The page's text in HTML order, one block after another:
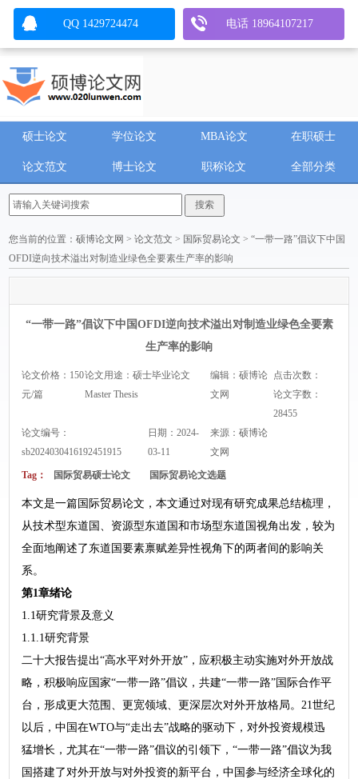
硕士论文 学位论文 MBA论文 在职硕士
论文范文 博士论文 职称论文 全部分类
您当前的位置：硕博论文网 >论文范文 > 国际贸易论文 > “一带一路”倡议下中国
OFDI逆向技术溢出对制造业绿色全要素生产率的影响
“一带一路”倡议下中国OFDI逆向技术溢出对制造业绿色全要素
生产率的影响
论文价格：150
元/篇
论文用途：硕士毕业论文
Master Thesis
编辑：硕博论
文网
点击次数：
论文字数：
28455
论文编号：
sb2024030416192451915
日期：2024-
03-11
来源：硕博论
文网
Tag： 国际贸易硕士论文 国际贸易论文选题
本文是一篇国际贸易论文，本文通过对现有研究成果总结梳理，
从技术型东道国、资源型东道国和市场型东道国视角出发，较为
全面地阐述了东道国要素禀赋差异性视角下的两者间的影响关
系。
第1章绪论
1.1研究背景及意义
1.1.1研究背景
二十大报告提出“高水平对外开放”，应积极主动实施对外开放战
略，积极响应国家“一带一路”倡议，共建“一带一路”国际合作平
台，形成更大范围、更宽领域、更深层次对外开放格局。21世纪
以后，中国在WTO与“走出去”战略的驱动下，对外投资规模迅
猛增长，尤其在“一带一路”倡议的引领下，“一带一路”倡议为我
国搭建了对外开放与对外投资的新平台，中国参与经济全球化的
QQ 1429724474 电话 18964107217